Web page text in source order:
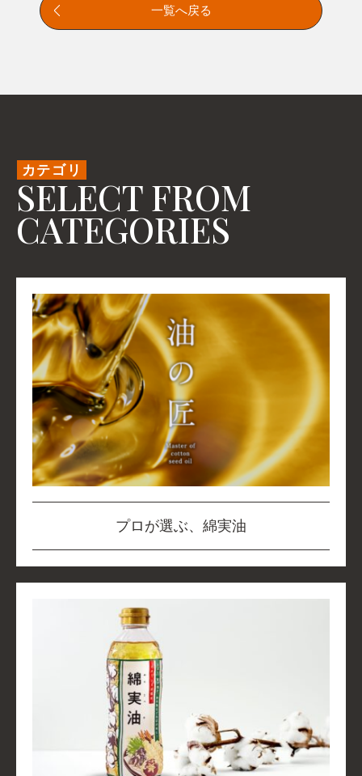
一覧へ戻る
カテゴリ
SELECT FROM
CATEGORIES
プロが選ぶ、綿実油